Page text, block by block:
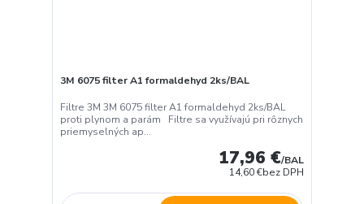
3M 6075 filter A1 formaldehyd 2ks/BAL
Filtre 3M 3M 6075 filter A1 formaldehyd 2ks/BAL
proti plynom a parám Filtre sa využívajú pri rôznych
priemyselných ap...
17,96 €/BAL
14,60 €bez DPH